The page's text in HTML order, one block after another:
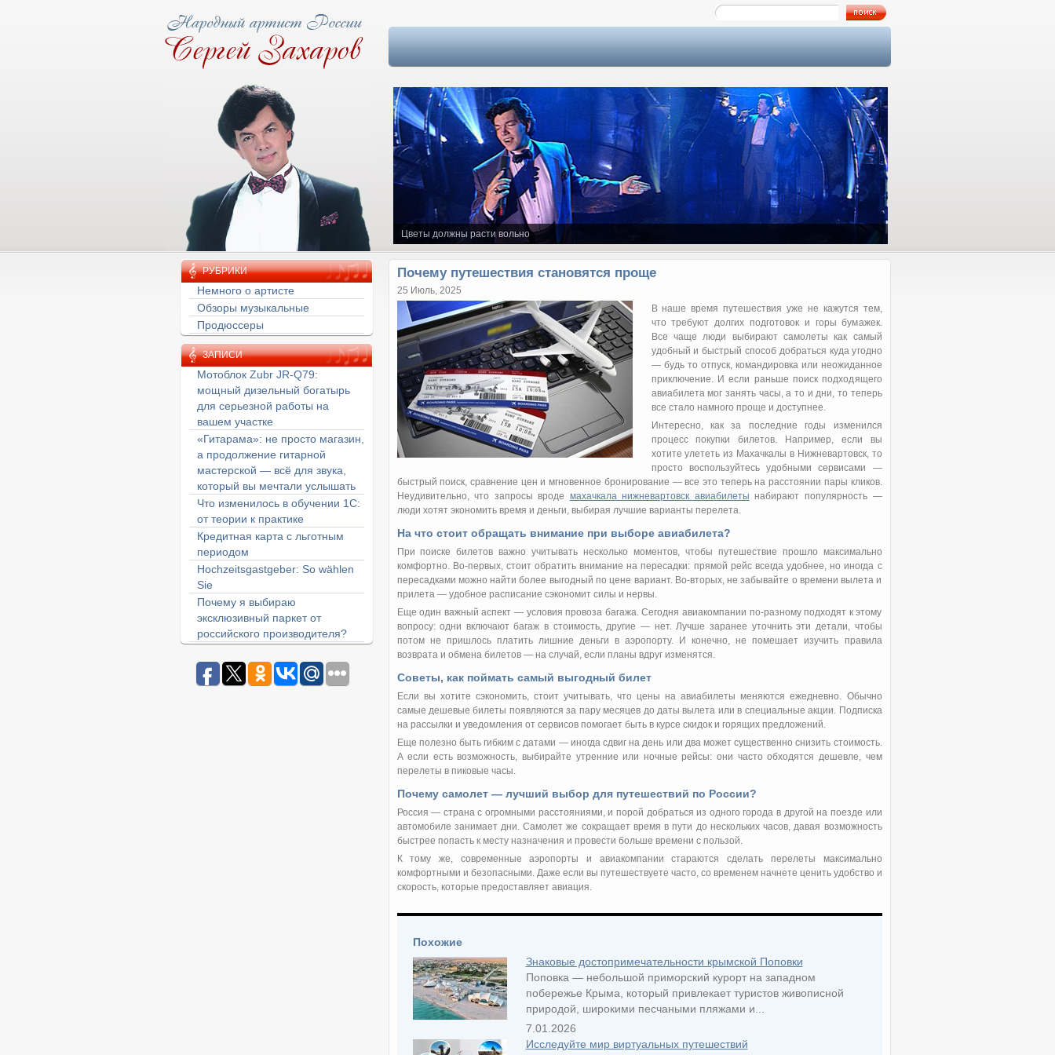
Цветы должны расти вольно
РУБРИКИ
Немного о артисте
Обзоры музыкальные
Продюссеры
ЗАПИСИ
Мотоблок Zubr JR-Q79:
мощный дизельный богатырь
для серьезной работы на
вашем участке
«Гитарама»: не просто магазин,
а продолжение гитарной
мастерской — всё для звука,
который вы мечтали услышать
Что изменилось в обучении 1С:
от теории к практике
Кредитная карта с льготным
периодом
Hochzeitsgastgeber: So wählen
Sie
Почему я выбираю
эксклюзивный паркет от
российского производителя?
Почему путешествия становятся проще
25 Июль, 2025
В наше время путешествия уже не кажутся тем,
что требуют долгих подготовок и горы бумажек.
Все чаще люди выбирают самолеты как самый
удобный и быстрый способ добраться куда угодно
— будь то отпуск, командировка или неожиданное
приключение. И если раньше поиск подходящего
авиабилета мог занять часы, а то и дни, то теперь
все стало намного проще и доступнее.
Интересно, как за последние годы изменился
процесс покупки билетов. Например, если вы
хотите улететь из Махачкалы в Нижневартовск, то
просто воспользуйтесь удобными сервисами —
быстрый поиск, сравнение цен и мгновенное бронирование — все это теперь на расстоянии пары кликов.
Неудивительно, что запросы вроде махачкала нижневартовск авиабилеты набирают популярность —
люди хотят экономить время и деньги, выбирая лучшие варианты перелета.
На что стоит обращать внимание при выборе авиабилета?
При поиске билетов важно учитывать несколько моментов, чтобы путешествие прошло максимально
комфортно. Во-первых, стоит обратить внимание на пересадки: прямой рейс всегда удобнее, но иногда с
пересадками можно найти более выгодный по цене вариант. Во-вторых, не забывайте о времени вылета и
прилета — удобное расписание сэкономит силы и нервы.
Еще один важный аспект — условия провоза багажа. Сегодня авиакомпании по-разному подходят к этому
вопросу: одни включают багаж в стоимость, другие — нет. Лучше заранее уточнить эти детали, чтобы
потом не пришлось платить лишние деньги в аэропорту. И конечно, не помешает изучить правила
возврата и обмена билетов — на случай, если планы вдруг изменятся.
Советы, как поймать самый выгодный билет
Если вы хотите сэкономить, стоит учитывать, что цены на авиабилеты меняются ежедневно. Обычно
самые дешевые билеты появляются за пару месяцев до даты вылета или в специальные акции. Подписка
на рассылки и уведомления от сервисов помогает быть в курсе скидок и горящих предложений.
Еще полезно быть гибким с датами — иногда сдвиг на день или два может существенно снизить стоимость.
А если есть возможность, выбирайте утренние или ночные рейсы: они часто обходятся дешевле, чем
перелеты в пиковые часы.
Почему самолет — лучший выбор для путешествий по России?
Россия — страна с огромными расстояниями, и порой добраться из одного города в другой на поезде или
автомобиле занимает дни. Самолет же сокращает время в пути до нескольких часов, давая возможность
быстрее попасть к месту назначения и провести больше времени с пользой.
К тому же, современные аэропорты и авиакомпании стараются сделать перелеты максимально
комфортными и безопасными. Даже если вы путешествуете часто, со временем начнете ценить удобство и
скорость, которые предоставляет авиация.
Похожие
Знаковые достопримечательности крымской Поповки
Поповка — небольшой приморский курорт на западном
побережье Крыма, который привлекает туристов живописной
природой, широкими песчаными пляжами и...
7.01.2026
Исследуйте мир виртуальных путешествий